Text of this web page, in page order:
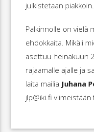
julkistetaan piakkoin.
Palkinnolle on vielä
ehdokkaita. Mikäli
asettuu heinäkuun
rajaamalle ajalle ja
laita mailia Juhana
jlp@iki.fi